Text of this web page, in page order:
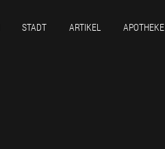
STADT ARTIKEL APOTHEKE